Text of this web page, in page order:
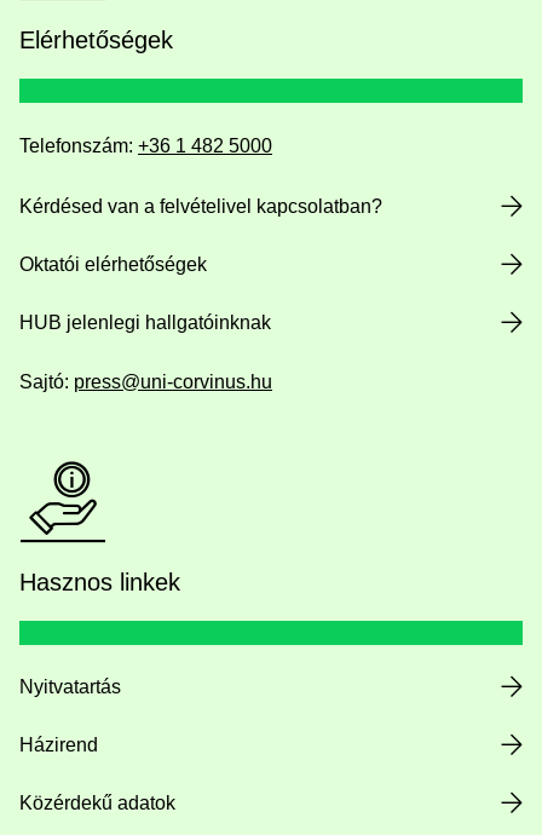
Elérhetőségek
Telefonszám: +36 1 482 5000
Kérdésed van a felvételivel kapcsolatban?
Oktatói elérhetőségek
HUB jelenlegi hallgatóinknak
Sajtó: press@uni-corvinus.hu
Hasznos linkek
Nyitvatartás
Házirend
Közérdekű adatok